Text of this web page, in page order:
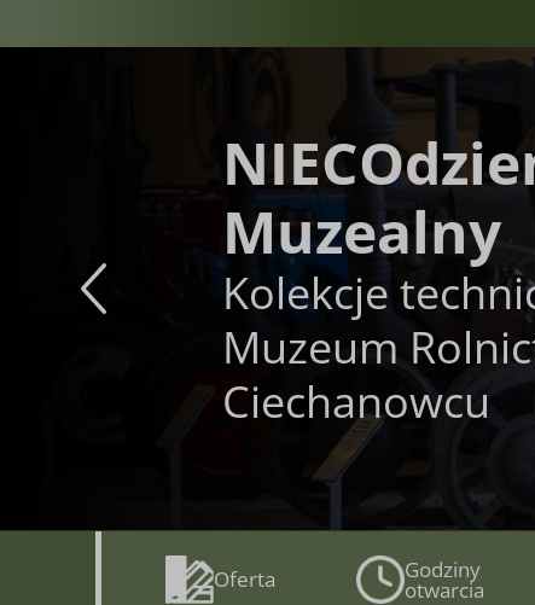
Muzealny
Kolekcje
Muzeum
Ciechanowcu
Oferta Godziny
otwarcia